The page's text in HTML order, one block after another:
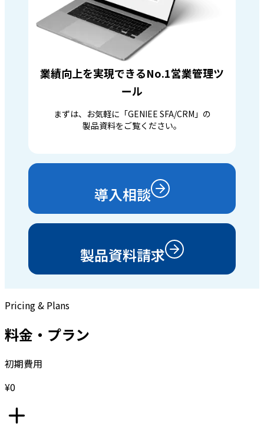
業績向上を実現できるNo.1営業管理ツ
ール
まずは、お気軽に「GENIEE SFA/CRM」の
製品資料をご覧ください。
導入相談
製品資料請求
Pricing & Plans
料金・プラン
初期費用
¥0